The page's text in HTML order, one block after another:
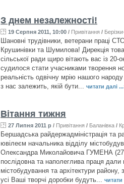
З днем незалежності!
19 Серпня 2011, 10:00 / Привітання /
Шановні трудівники, ветерани праці
Крушинівки та Шумилова! Дирекція
сільської ради щиро вітають вас із
судилося стати учасниками творення
реальність одвічну мрію нашого
з нас залежить, якій бути... читати далі
Вітання тижня
27 Липня 2011 р / Привітання / Баланівка /
Бершадська райдержадміністрація та
ювілеєм начальника відділу
Олександра Миколайовича ГУМЕНА
послідовна та наполеглива праця дали
містобудування та архітектури
усі Ваші творчі доробки будуть... читати